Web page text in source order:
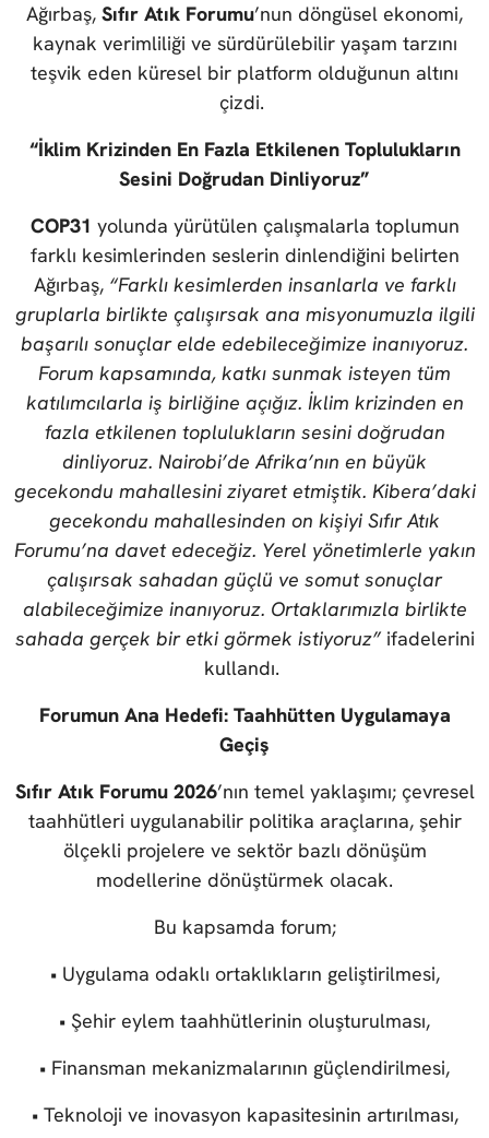
Ağırbaş, Sıfır Atık Forumu’nun döngüsel ekonomi,
kaynak verimliliği ve sürdürülebilir yaşam tarzını
teşvik eden küresel bir platform olduğunun altını
çizdi.
“İklim Krizinden En Fazla Etkilenen Toplulukların
Sesini Doğrudan Dinliyoruz”
COP31 yolunda yürütülen çalışmalarla toplumun
farklı kesimlerinden seslerin dinlendiğini belirten
Ağırbaş,“Farklı kesimlerden insanlarla ve farklı
gruplarla birlikte çalışırsak ana misyonumuzla ilgili
başarılı sonuçlar elde edebileceğimize inanıyoruz.
Forum kapsamında, katkı sunmak isteyen tüm
katılımcılarla iş birliğine açığız. İklim krizinden en
fazla etkilenen toplulukların sesini doğrudan
dinliyoruz. Nairobi’de Afrika’nın en büyük
gecekondu mahallesini ziyaret etmiştik. Kibera’daki
gecekondu mahallesinden on kişiyi Sıfır Atık
Forumu’na davet edeceğiz. Yerel yönetimlerle yakın
çalışırsak sahadan güçlü ve somut sonuçlar
alabileceğimize inanıyoruz. Ortaklarımızla birlikte
sahada gerçek bir etki görmek istiyoruz”ifadelerini
kullandı.
Forumun Ana Hedefi: Taahhütten Uygulamaya
Geçiş
Sıfır Atık Forumu 2026’nın temel yaklaşımı; çevresel
taahhütleri uygulanabilir politika araçlarına, şehir
ölçekli projelere ve sektör bazlı dönüşüm
modellerine dönüştürmek olacak.
Bu kapsamda forum;
• Uygulama odaklı ortaklıkların geliştirilmesi,
• Şehir eylem taahhütlerinin oluşturulması,
• Finansman mekanizmalarının güçlendirilmesi,
• Teknoloji ve inovasyon kapasitesinin artırılması,